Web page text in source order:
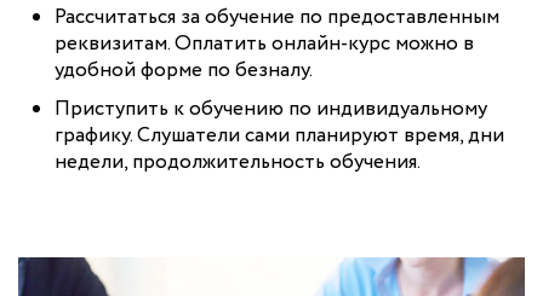
Рассчитаться за обучение по предоставленным
реквизитам. Оплатить онлайн-курс можно в
удобной форме по безналу.
Приступить к обучению по индивидуальному
графику. Слушатели сами планируют время, дни
недели, продолжительность обучения.